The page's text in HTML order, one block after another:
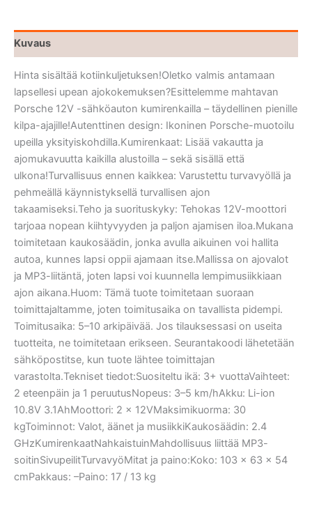
Kuvaus
Hinta sisältää kotiinkuljetuksen!Oletko valmis antamaan
lapsellesi upean ajokokemuksen?Esittelemme mahtavan
Porsche 12V -sähköauton kumirenkailla – täydellinen pienille
kilpa-ajajille!Autenttinen design: Ikoninen Porsche-muotoilu
upeilla yksityiskohdilla.Kumirenkaat: Lisää vakautta ja
ajomukavuutta kaikilla alustoilla – sekä sisällä että
ulkona!Turvallisuus ennen kaikkea: Varustettu turvavyöllä ja
pehmeällä käynnistyksellä turvallisen ajon
takaamiseksi.Teho ja suorituskyky: Tehokas 12V-moottori
tarjoaa nopean kiihtyvyyden ja paljon ajamisen iloa.Mukana
toimitetaan kaukosäädin, jonka avulla aikuinen voi hallita
autoa, kunnes lapsi oppii ajamaan itse.Mallissa on ajovalot
ja MP3-liitäntä, joten lapsi voi kuunnella lempimusiikkiaan
ajon aikana.Huom: Tämä tuote toimitetaan suoraan
toimittajaltamme, joten toimitusaika on tavallista pidempi.
Toimitusaika: 5–10 arkipäivää. Jos tilauksessasi on useita
tuotteita, ne toimitetaan erikseen. Seurantakoodi lähetetään
sähköpostitse, kun tuote lähtee toimittajan
varastolta.Tekniset tiedot:Suositeltu ikä: 3+ vuottaVaihteet:
2 eteenpäin ja 1 peruutusNopeus: 3–5 km/hAkku: Li-ion
10.8V 3.1AhMoottori: 2 × 12VMaksimikuorma: 30
kgToiminnot: Valot, äänet ja musiikkiKaukosäädin: 2.4
GHzKumirenkaatNahkaistuinMahdollisuus liittää MP3-
soitinSivupeilitTurvavyöMitat ja paino:Koko: 103 × 63 × 54
cmPakkaus: –Paino: 17 / 13 kg